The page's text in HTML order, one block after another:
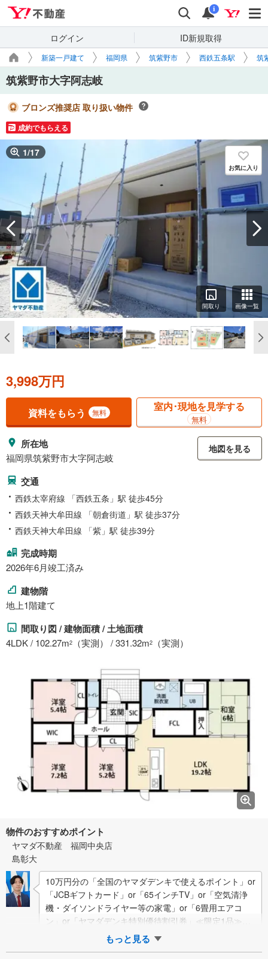
検索 通知
i
ログイン ID新規取得
新築一戸建て 福岡県 筑紫野市 西鉄五条駅 筑
筑紫野市大字阿志岐
ブロンズ推奨店 取り扱い物件
成約でもらえる
1/17
お気に入り
間取り 画像一覧
3,998万円
資料をもらう 無料 室内･現地を見学する
無料
所在地
福岡県筑紫野市大字阿志岐
地図を見る
交通
西鉄太宰府線 「西鉄五条」駅 徒歩45分
西鉄天神大牟田線 「朝倉街道」駅 徒歩37分
西鉄天神大牟田線 「紫」駅 徒歩39分
完成時期
2026年6月竣工済み
建物階
地上1階建て
間取り図 / 建物面積 / 土地面積
4LDK / 102.27m2 （実測） / 331.32m2 （実測）
物件のおすすめポイント
ヤマダ不動産 福岡中央店
島彰大
10万円分の「全国のヤマダデンキで使えるポイント」or
「JCBギフトカード」or「65インチTV」or「空気清浄
機・ダイソンドライヤー等の家電」or「6畳用エアコ
ン」or「ヤマダデンキ特別優待割引券」≪限定1品≫プ
もっと見る